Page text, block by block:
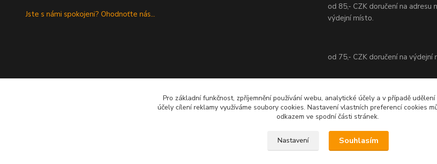
Jste s námi spokojeni? Ohodnoťte nás...
od 85,- CZK doručení na adresu
výdejní místo.
od 75,- CZK doručení na výdejní
od 70,- CZK doručení na adresu
výdejní místo.
Pro základní funkčnost, zpříjemnění používání webu, analytické účely a v případě
účely cílení reklamy využíváme soubory cookies. Nastavení vlastních preferencí cookies
odkazem ve spodní části stránek.
Nastavení Souhlasím